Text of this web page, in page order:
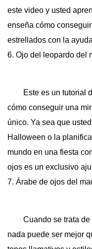
este video y usted
enseña cómo
estrellados con la
6. Ojo del leopardo del
Este es un tutorial
cómo conseguir una
único. Ya sea que
Halloween o la
mundo en una fiesta
ojos es un exclusivo
7. Árabe de ojos del
Cuando se trata
nada puede ser mejor